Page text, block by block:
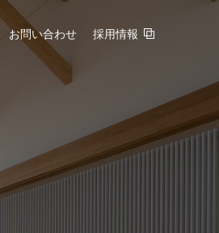
お問い合わせ 採用情報